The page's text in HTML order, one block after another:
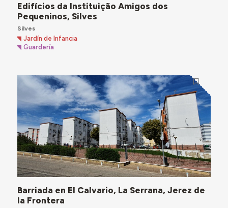
Edifícios da Instituição Amigos dos
Pequeninos, Silves
Silves
Jardín de Infancia
Guardería
Barriada en El Calvario, La Serrana, Jerez de
la Frontera